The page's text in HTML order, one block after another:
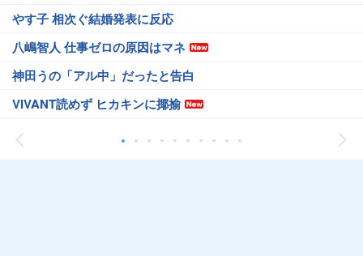
やす子 相次ぐ結婚発表に反応
八嶋智人 仕事ゼロの原因はマネ
神田うの「アル中」だったと告白
VIVANT読めず ヒカキンに揶揄